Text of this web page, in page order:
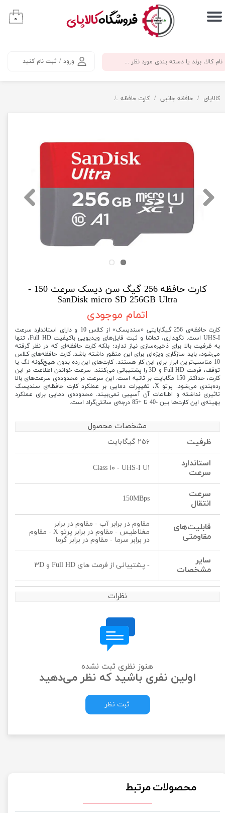
​فروشگاهکالاپای
ورود / ثبت نام کنید
حساب کاربری من
سفارشات
۰
کالاپای حافظه جانبی کارت حافظه
کارت حافظه 256 گیگ سن دیسک سرعت 150 -
SanDisk micro SD 256GB Ultra
اتمام موجودی
کارت حافظه‌ی 256 گیگابایتی «سندیسک» از کلاس 10 و دارای استاندارد سرعت
UHS-I است. نگهداری، تماشا و ثبت فایل‌های ویدیویی باکیفیت Full HD، تنها
به ظرفیت بالا برای ذخیره‌سازی نیاز ندارد؛ بلکه کارت حافظه‌ای که در نظر گرفته
می‌شود، باید سازگاری ویژه‌ای برای این منظور داشته باشد. کارت حافظه‌های کلاس
10 مناسب‌ترین ابزار برای این کار هستند. کارت‌های این رده بدون هیچ‌گونه لگ یا
توقف، فرمت Full HD و 3D را پشتیبانی می‌کنند. سرعت خواندن اطلاعت در این
کارت، حداکثر 150 مگابایت بر ثانیه است. این سرعت در محدوده‌ی سرعت‌های بالا
رده‌بندی می‌شود. پرتو X، تغییرات دمایی بر عملکرد کارت حافظه‌ی سندیسک
تاثیری نداشته و اطلاعات آن آسیبی نمی‌بیند. محدوده‌ی دمایی برای عملکرد
بهینه‌ی این کارت‌ها بین -40 تا +85 درجه‌ی سانتی‌گراد است.
مشخصات محصول
ظرفیت ۲۵۶ گیگابایت
استاندارد
سرعت
Class ۱۰ - UHS-I U۱
سرعت
انتقال
150MBps
قابلیت‌های
مقاومتی
مقاوم در برابر آب - مقاوم در برابر
مغناطیس - مقاوم در برابر پرتو X - مقاوم
در برابر سرما - مقاوم در برابر گرما
سایر
مشخصات
- پشتیبانی از فرمت های Full HD و ۳D
نظرات
هنوز نظری ثبت نشده
اولین نفری باشید که نظر می‌دهید
ثبت نظر
محصولات مرتبط